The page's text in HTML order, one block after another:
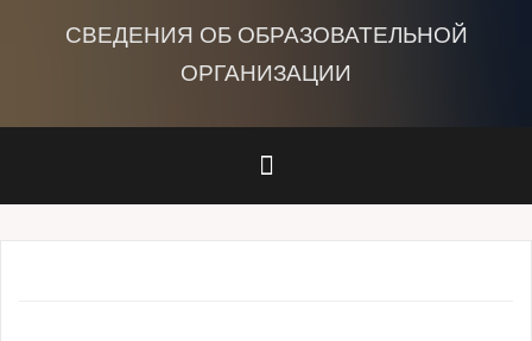
СВЕДЕНИЯ ОБ ОБРАЗОВАТЕЛЬНОЙ
ОРГАНИЗАЦИИ